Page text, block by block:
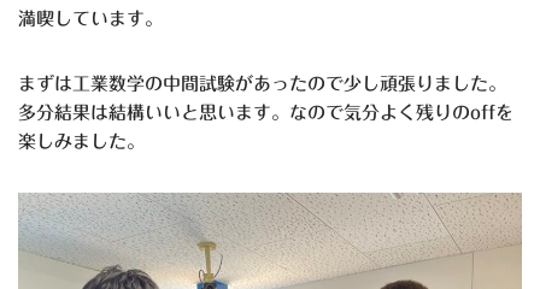
満喫しています。
まずは工業数学の中間試験があったので少し頑張りました。
多分結果は結構いいと思います。なので気分よく残りのoffを
楽しみました。